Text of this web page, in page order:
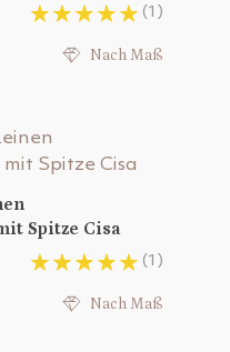
(1)
Nach Maß
Spitze Cisa
(1)
Nach Maß